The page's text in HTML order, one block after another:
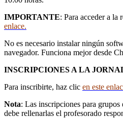
IMPORTANTE: Para acceder a la
enlace.
No es necesario instalar ningún
navegador. Funciona mejor desde
INSCRIPCIONES A LA
Para inscribirte, haz clic en este
Nota: Las inscripciones para grupos
debe rellenarlas el profesorado